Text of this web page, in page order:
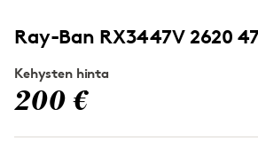
Ray-Ban RX3447V 2620
Kehysten hinta
200 €